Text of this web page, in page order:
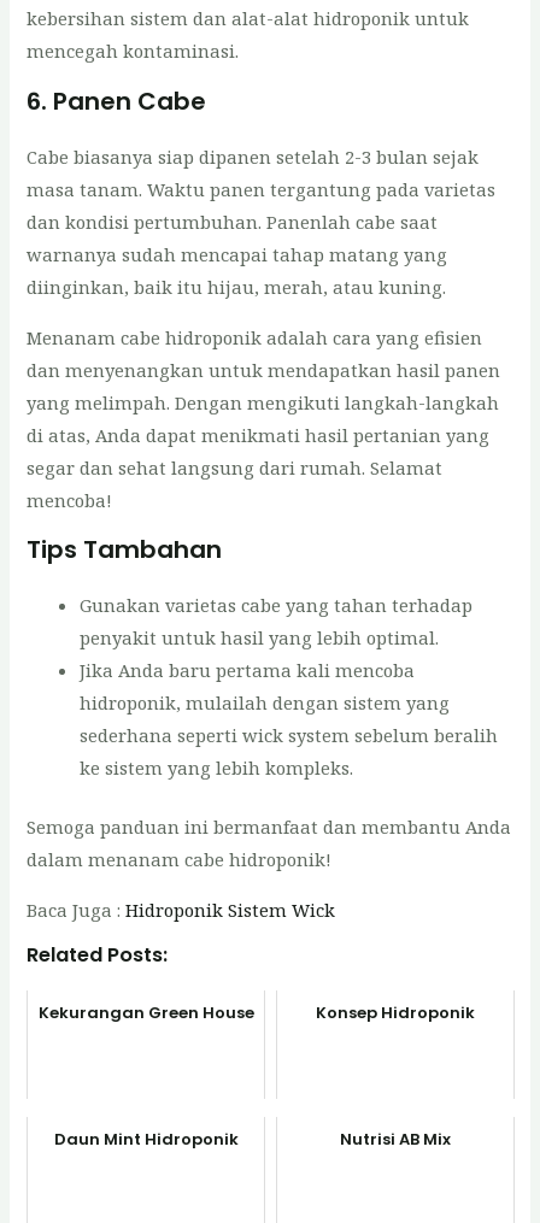
kebersihan sistem dan alat-alat hidroponik untuk
mencegah kontaminasi.
6. Panen Cabe
Cabe biasanya siap dipanen setelah 2-3 bulan sejak
masa tanam. Waktu panen tergantung pada varietas
dan kondisi pertumbuhan. Panenlah cabe saat
warnanya sudah mencapai tahap matang yang
diinginkan, baik itu hijau, merah, atau kuning.
Menanam cabe hidroponik adalah cara yang efisien
dan menyenangkan untuk mendapatkan hasil panen
yang melimpah. Dengan mengikuti langkah-langkah
di atas, Anda dapat menikmati hasil pertanian yang
segar dan sehat langsung dari rumah. Selamat
mencoba!
Tips Tambahan
Gunakan varietas cabe yang tahan terhadap
penyakit untuk hasil yang lebih optimal.
Jika Anda baru pertama kali mencoba
hidroponik, mulailah dengan sistem yang
sederhana seperti wick system sebelum beralih
ke sistem yang lebih kompleks.
Semoga panduan ini bermanfaat dan membantu Anda
dalam menanam cabe hidroponik!
Baca Juga :Hidroponik Sistem Wick
Related Posts:
Kekurangan Green House Konsep Hidroponik
Daun Mint Hidroponik Nutrisi AB Mix